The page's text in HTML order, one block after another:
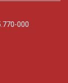
000